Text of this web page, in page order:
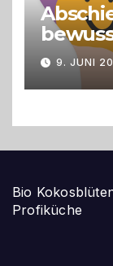
9. JUNI
Bio
Profiküche